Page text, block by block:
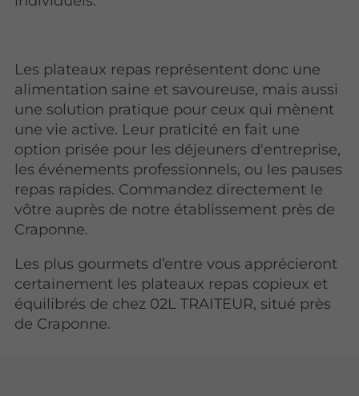
Les plateaux repas représentent donc une
alimentation saine et savoureuse, mais aussi
une solution pratique pour ceux qui mènent
une vie active. Leur praticité en fait une
option prisée pour les déjeuners d'entreprise,
les événements professionnels, ou les pauses
repas rapides. Commandez directement le
vôtre auprès de notre établissement près de
Craponne.
Les plus gourmets d’entre vous apprécieront
certainement les plateaux repas copieux et
équilibrés de chez 02L TRAITEUR, situé près
de Craponne.